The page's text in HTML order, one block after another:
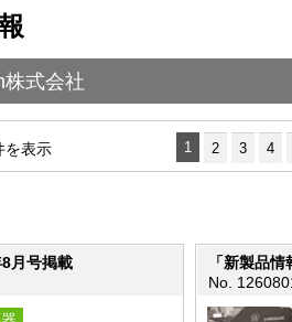
式会社
を表示 1 2 3 4
8月号掲載
「新製品
No.